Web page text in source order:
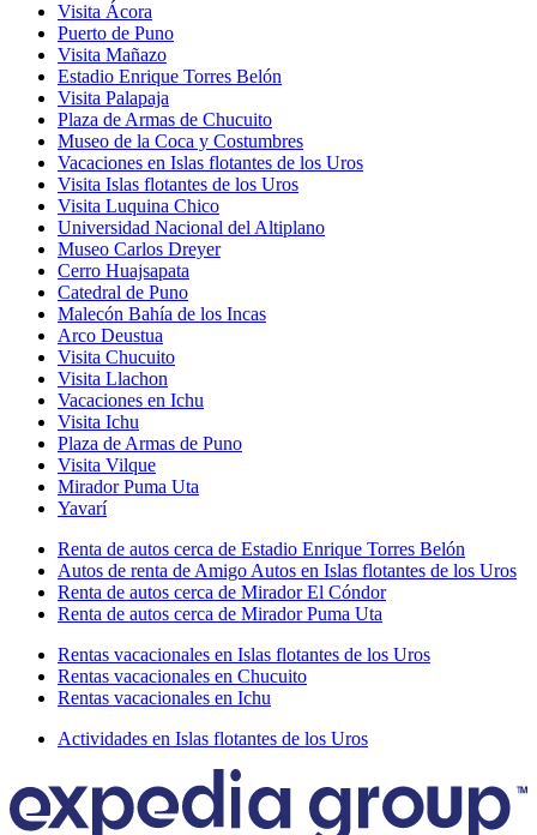
Visita Ácora
Puerto de Puno
Visita Mañazo
Estadio Enrique Torres Belón
Visita Palapaja
Plaza de Armas de Chucuito
Museo de la Coca y Costumbres
Vacaciones en Islas flotantes de los Uros
Visita Islas flotantes de los Uros
Visita Luquina Chico
Universidad Nacional del Altiplano
Museo Carlos Dreyer
Cerro Huajsapata
Catedral de Puno
Malecón Bahía de los Incas
Arco Deustua
Visita Chucuito
Visita Llachon
Vacaciones en Ichu
Visita Ichu
Plaza de Armas de Puno
Visita Vilque
Mirador Puma Uta
Yavarí
Renta de autos cerca de Estadio Enrique Torres Belón
Autos de renta de Amigo Autos en Islas flotantes de los Uros
Renta de autos cerca de Mirador El Cóndor
Renta de autos cerca de Mirador Puma Uta
Rentas vacacionales en Islas flotantes de los Uros
Rentas vacacionales en Chucuito
Rentas vacacionales en Ichu
Actividades en Islas flotantes de los Uros